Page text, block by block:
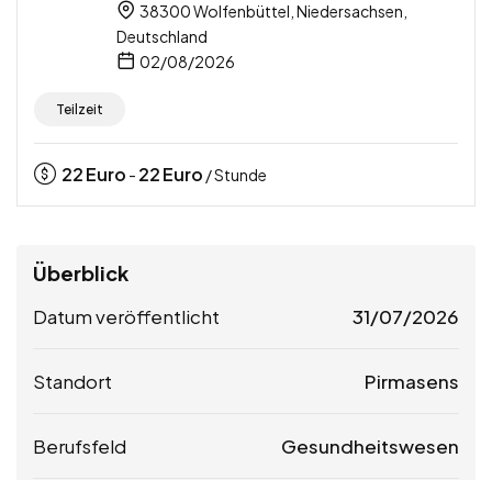
38300 Wolfenbüttel, Niedersachsen,
Deutschland
02/08/2026
Teilzeit
22Euro - 22Euro / Stunde
Überblick
Datum veröffentlicht 31/07/2026
Standort Pirmasens
Berufsfeld Gesundheitswesen